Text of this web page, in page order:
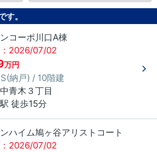
す。
コーポ川口A棟
2026/07/02
万円
納戸) / 10階建
中青木 ３丁目
徒歩15分
ハイム鳩ヶ谷アリストコート
2026/07/02